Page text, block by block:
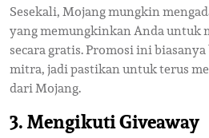
Sesekali, Mojang mungkin
yang memungkinkan Anda untuk
secara gratis. Promosi ini
mitra, jadi pastikan untuk terus
dari Mojang.
3.Mengikuti Giveaway